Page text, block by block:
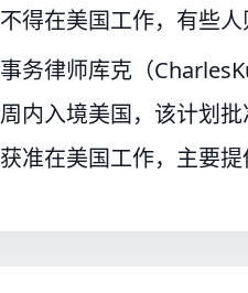
得在美国工作，有些人
务律师库克（
内入境美国，该计划
准在美国工作，主要提